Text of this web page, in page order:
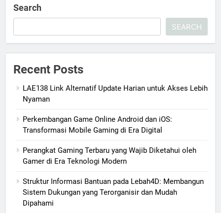
Search
SEARCH
Recent Posts
LAE138 Link Alternatif Update Harian untuk Akses Lebih
Nyaman
Perkembangan Game Online Android dan iOS:
Transformasi Mobile Gaming di Era Digital
Perangkat Gaming Terbaru yang Wajib Diketahui oleh
Gamer di Era Teknologi Modern
Struktur Informasi Bantuan pada Lebah4D: Membangun
Sistem Dukungan yang Terorganisir dan Mudah
Dipahami